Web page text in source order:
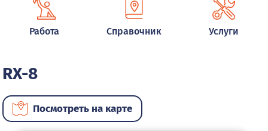
Работа Справочник Услуги
RX-8
Посмотреть на карте